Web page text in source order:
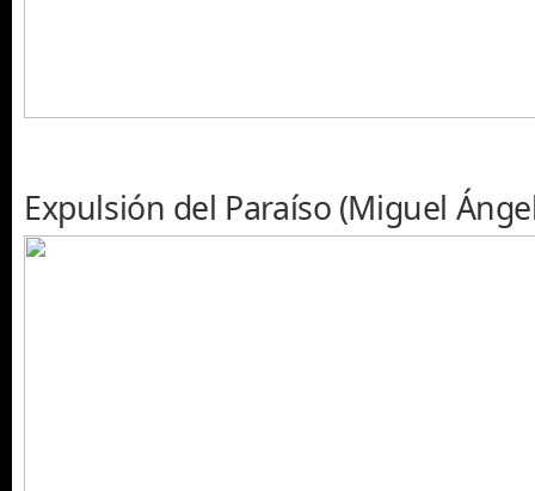
Expulsión del Paraíso (Miguel